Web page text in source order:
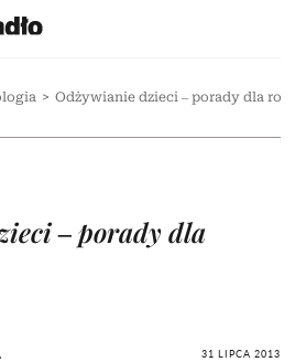
> Odżywianie dzieci – porady dla
– porady dla
31 LIPCA 2013